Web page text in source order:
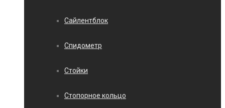
Сайлентблок
Спидометр
Стойки
Стопорное кольцо